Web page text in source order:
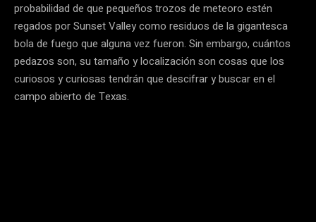
probabilidad de que pequeños trozos de meteoro estén
regados por Sunset Valley como residuos de la gigantesca
bola de fuego que alguna vez fueron. Sin embargo, cuántos
pedazos son, su tamaño y localización son cosas que los
curiosos y curiosas tendrán que descifrar y buscar en el
campo abierto de Texas.